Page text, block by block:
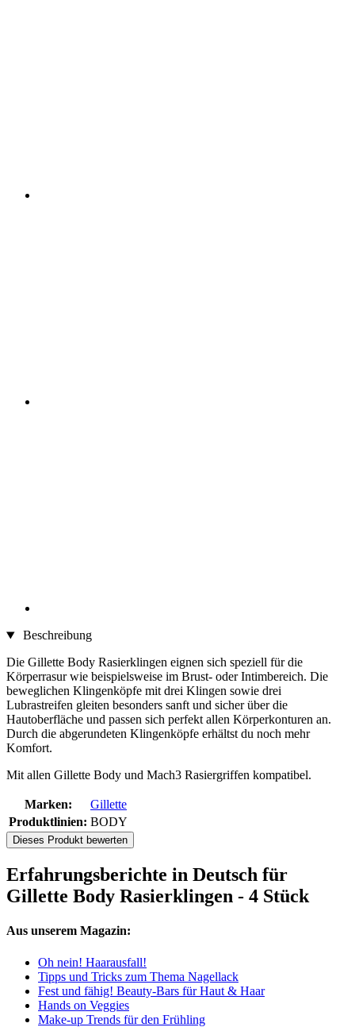
Beschreibung
Die Gillette Body Rasierklingen eignen sich speziell für die
Körperrasur wie beispielsweise im Brust- oder Intimbereich. Die
beweglichen Klingenköpfe mit drei Klingen sowie drei
Lubrastreifen gleiten besonders sanft und sicher über die
Hautoberfläche und passen sich perfekt allen Körperkonturen an.
Durch die abgerundeten Klingenköpfe erhältst du noch mehr
Komfort.
Mit allen Gillette Body und Mach3 Rasiergriffen kompatibel.
Marken:
Gillette
Produktlinien: BODY
Dieses Produkt bewerten
Erfahrungsberichte in Deutsch für
Gillette Body Rasierklingen - 4 Stück
Aus unserem Magazin:
Oh nein! Haarausfall!
Tipps und Tricks zum Thema Nagellack
Fest und fähig! Beauty-Bars für Haut & Haar
Hands on Veggies
Make-up Trends für den Frühling